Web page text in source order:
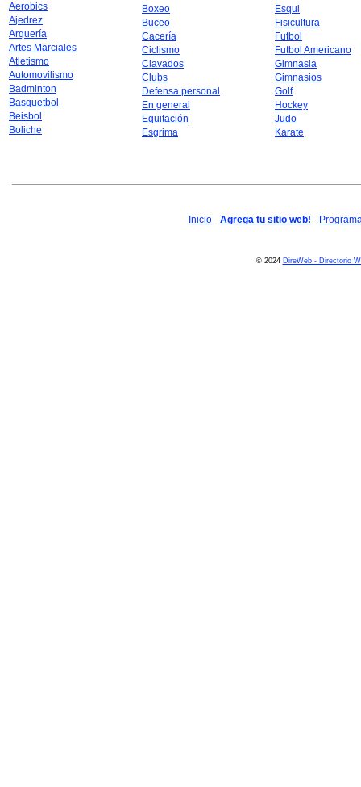
Aerobics
Ajedrez
Arquería
Artes Marciales
Atletismo
Automovilismo
Badminton
Basquetbol
Beisbol
Boliche
Boxeo
Buceo
Cacería
Ciclismo
Clavados
Clubs
Defensa personal
En general
Equitación
Esgrima
Esqui
Fisicultura
Futbol
Futbol Americano
Gimnasia
Gimnasios
Golf
Hockey
Judo
Karate
Inicio - Agrega tu sitio web! -
© 2024 DireWeb - Directorio